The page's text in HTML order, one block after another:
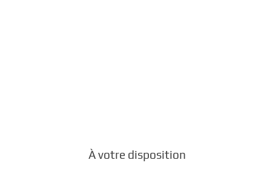
À votre disposition